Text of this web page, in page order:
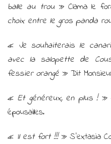
balle au trou » Clama le
choix entre le gros panda
« Je souhaiterais le
avec la salopette de
fessier orangé » Dit
«Et généreux, en plus !»
épousailles.
« Il est fort !!!» S’extasia